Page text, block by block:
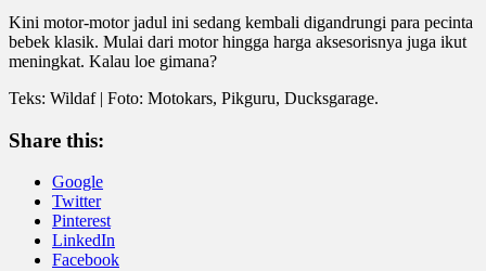
Kini motor-motor jadul ini sedang kembali digandrungi para pecinta
bebek klasik. Mulai dari motor hingga harga aksesorisnya juga ikut
meningkat. Kalau loe gimana?
Teks: Wildaf | Foto: Motokars, Pikguru, Ducksgarage.
Share this:
Google
Twitter
Pinterest
LinkedIn
Facebook